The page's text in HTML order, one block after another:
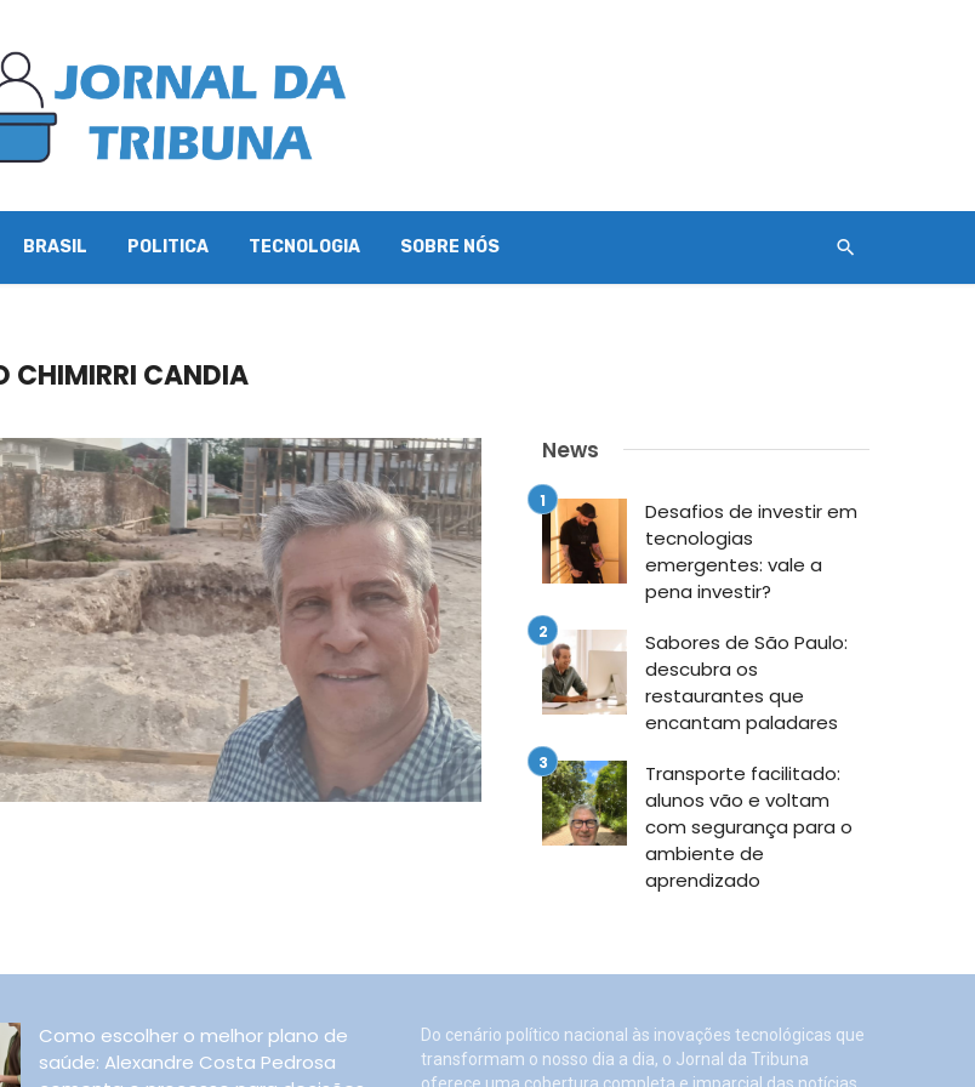
BRASIL POLITICA TECNOLOGIA SOBRE NÓS
CHIMIRRI CANDIA
News
Desafios de investir em
tecnologias
emergentes: vale a
pena investir?
Sabores de São Paulo:
descubra os
restaurantes que
encantam paladares
Transporte facilitado:
alunos vão e voltam
com segurança para o
ambiente de
aprendizado
Como escolher o melhor plano de
saúde: Alexandre Costa Pedrosa
Do cenário político nacional às inovações tecnológicas que
transformam o nosso dia a dia, o Jornal da Tribuna
oferece uma cobertura completa e imparcial das notícias